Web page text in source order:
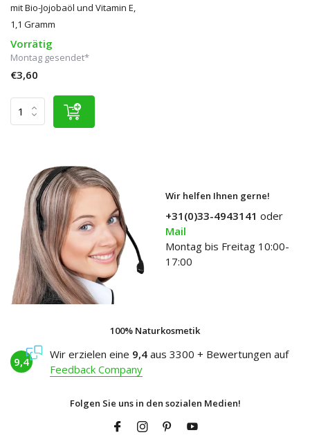
mit Bio-Jojobaöl und Vitamin E,
1,1 Gramm
Vorrätig
Montag gesendet*
€3,60
Wir helfen Ihnen gerne!
+31(0)33-4943141 oder
Mail
Montag bis Freitag 10:00-
17:00
100% Naturkosmetik
9,4
Wir erzielen eine 9,4 aus 3300 + Bewertungen auf
Feedback Company
Folgen Sie uns in den sozialen Medien!